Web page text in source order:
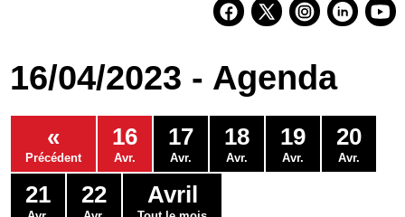
Economie
Services
Contacts
16/04/2023 - Agenda
«
Précédent
16
Avr.
17
Avr.
18
Avr.
19
Avr.
20
Avr.
21 22 Avril